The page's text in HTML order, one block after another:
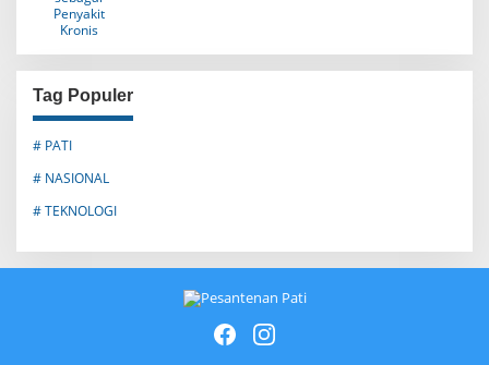
Tag Populer
# PATI
# NASIONAL
# TEKNOLOGI